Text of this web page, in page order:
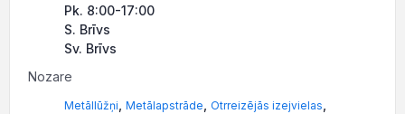
Pk. 8:00-17:00
S. Brīvs
Sv. Brīvs
Nozare
Metāllūžņi Metālapstrāde Otrreizējās izejvielas